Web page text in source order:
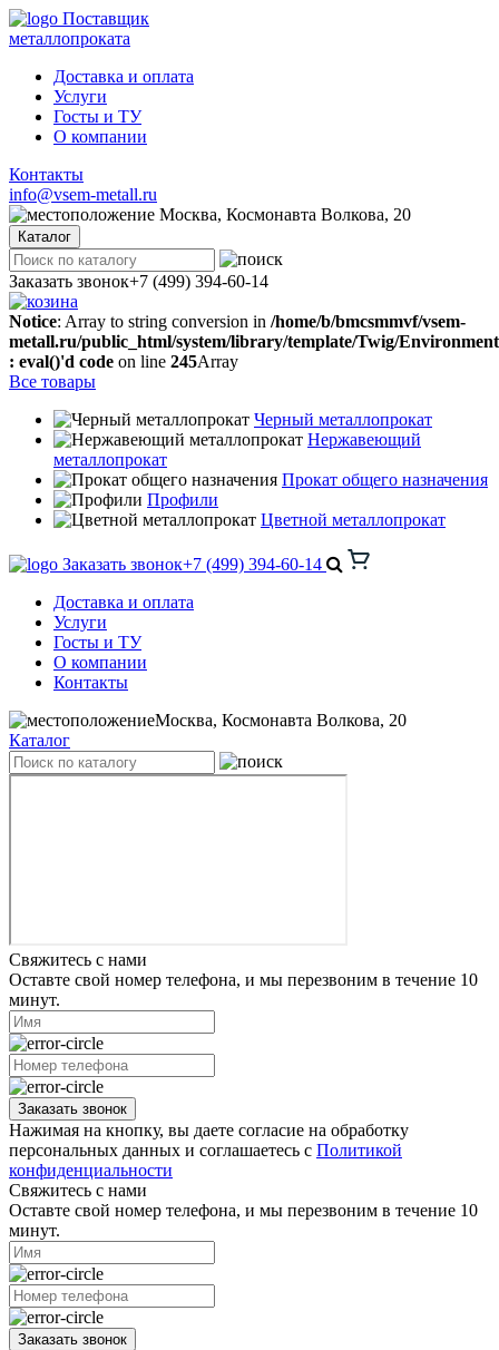
Поставщик
металлопроката
Доставка и оплата
Услуги
Госты и ТУ
О компании
Контакты
info@vsem-metall.ru
Москва, Космонавта Волкова, 20
Каталог
Заказать звонок+7 (499) 394-60-14
Notice: Array to string conversion in /home/b/bmcsmmvf/vsem-
metall.ru/public_html/system/library/template/Twig/
: eval()'d code on line 245Array
Все товары
Черный металлопрокат
Нержавеющий
металлопрокат
Прокат общего назначения
Профили
Цветной металлопрокат
Заказать звонок+7 (499) 394-60-14
Доставка и оплата
Услуги
Госты и ТУ
О компании
Контакты
Москва, Космонавта Волкова, 20
Каталог
Свяжитесь с нами
Оставте свой номер телефона, и мы перезвоним в течение 10
минут.
Заказать звонок
Нажимая на кнопку, вы даете согласие на обработку
персональных данных и соглашаетесь с Политикой
конфиденциальности
Свяжитесь с нами
Оставте свой номер телефона, и мы перезвоним в течение 10
минут.
Заказать звонок